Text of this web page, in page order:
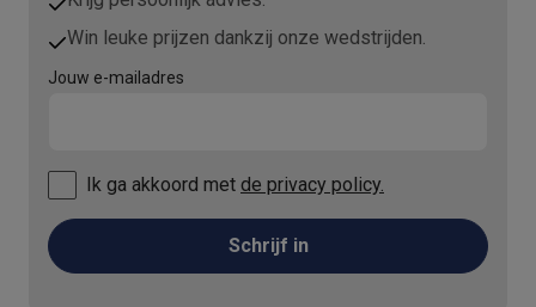
Win leuke prijzen dankzij onze wedstrijden.
Jouw e-mailadres
Ik ga akkoord met de privacy policy.
Schrijf in